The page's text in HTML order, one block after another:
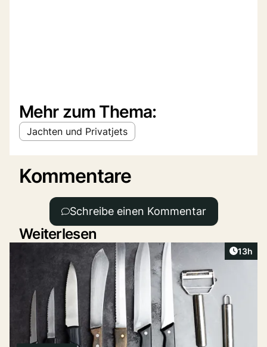
Mehr zum Thema:
Jachten und Privatjets
Kommentare
Schreibe einen Kommentar
Weiterlesen
Artikel
13h